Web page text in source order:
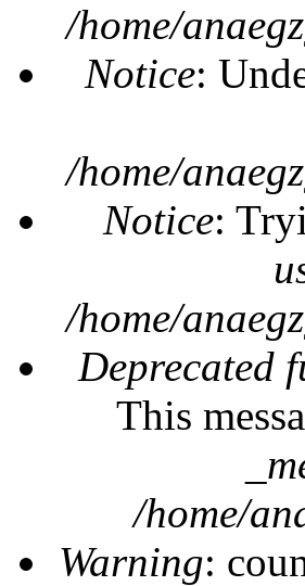
/home/
Notice:
/home/
Notice:
/home/
Deprecated
This
/home/
Warning: